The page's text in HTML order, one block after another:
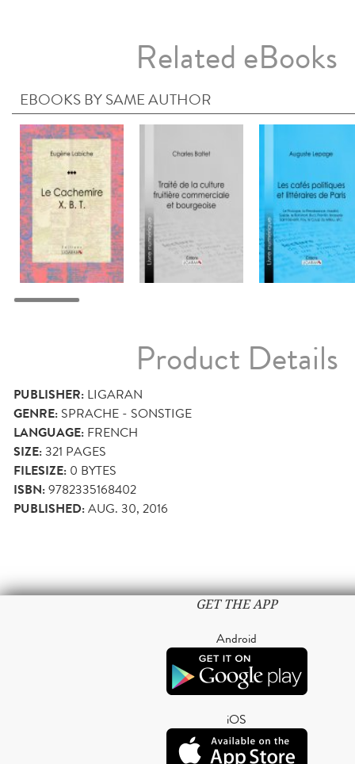
Related eBooks
EBOOKS BY SAME AUTHOR
Product Details
PUBLISHER: LIGARAN
GENRE: SPRACHE - SONSTIGE
LANGUAGE: FRENCH
SIZE:321 PAGES
FILESIZE: 0 BYTES
ISBN:9782335168402
PUBLISHED:AUG. 30, 2016
GET THE APP
Android
iOS